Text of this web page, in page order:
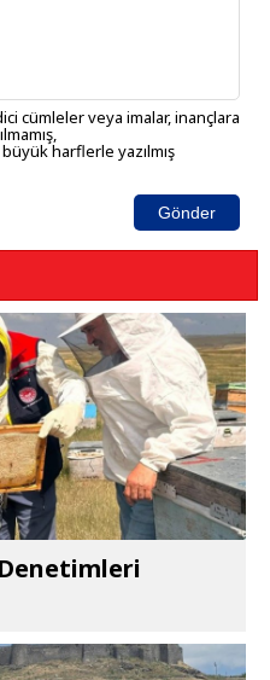
cümleler veya imalar, inançlara
harflerle yazılmış
Gönder